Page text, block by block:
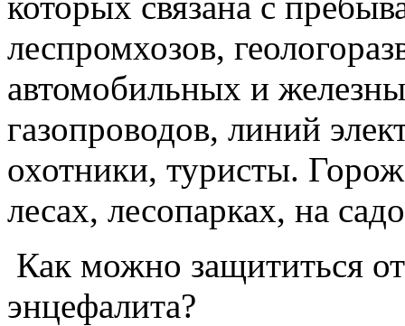
леспромхозов,
автомобильных и
газопроводов, линий
охотники, туристы.
лесах, лесопарках, на
Как можно защититься
энцефалита?